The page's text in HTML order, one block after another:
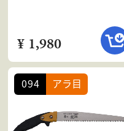
¥ 1,980
094 アラ目